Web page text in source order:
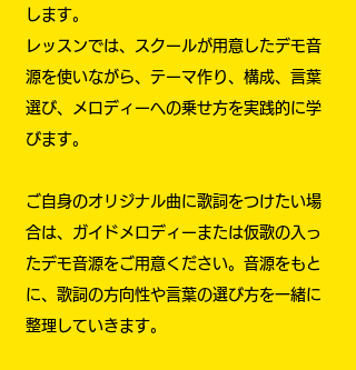
します。
レッスンでは、スクールが用意したデモ音
源を使いながら、テーマ作り、構成、言葉
選び、メロディーへの乗せ方を実践的に学
びます。
ご自身のオリジナル曲に歌詞をつけたい場
合は、ガイドメロディーまたは仮歌の入っ
たデモ音源をご用意ください。音源をもと
に、歌詞の方向性や言葉の選び方を一緒に
整理していきます。